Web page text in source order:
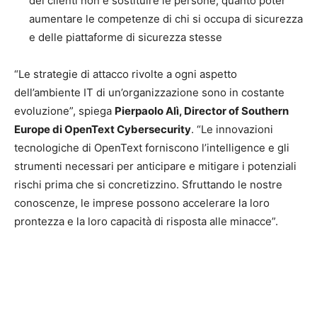
aumentare le competenze di chi si occupa di sicurezza
e delle piattaforme di sicurezza stesse
“Le strategie di attacco rivolte a ogni aspetto
dell’ambiente IT di un’organizzazione sono in costante
evoluzione”, spiega Pierpaolo Alì, Director of Southern
Europe di OpenText Cybersecurity. “Le innovazioni
tecnologiche di OpenText forniscono l’intelligence e gli
strumenti necessari per anticipare e mitigare i potenziali
rischi prima che si concretizzino. Sfruttando le nostre
conoscenze, le imprese possono accelerare la loro
prontezza e la loro capacità di risposta alle minacce”.